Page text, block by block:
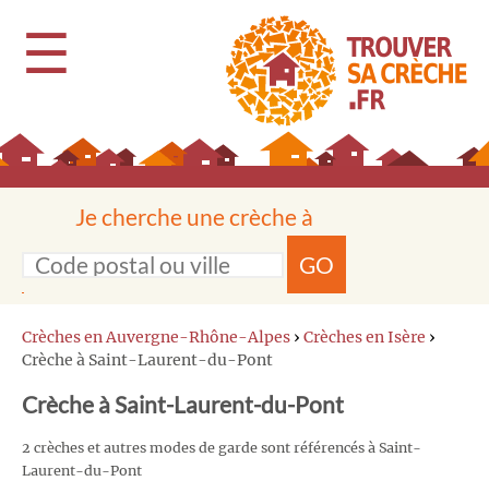
☰
Je cherche une crèche à
GO
Crèches en Auvergne-Rhône-Alpes › Crèches en Isère ›
Crèche à Saint-Laurent-du-Pont
Crèche à Saint-Laurent-du-Pont
2 crèches et autres modes de garde sont référencés à Saint-
Laurent-du-Pont